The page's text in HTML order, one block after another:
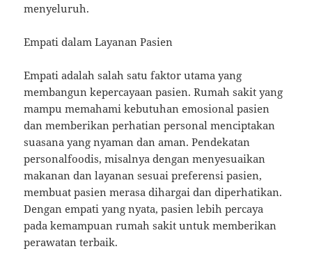
menyeluruh.
Empati dalam Layanan Pasien
Empati adalah salah satu faktor utama yang
membangun kepercayaan pasien. Rumah sakit yang
mampu memahami kebutuhan emosional pasien
dan memberikan perhatian personal menciptakan
suasana yang nyaman dan aman. Pendekatan
personalfoodis, misalnya dengan menyesuaikan
makanan dan layanan sesuai preferensi pasien,
membuat pasien merasa dihargai dan diperhatikan.
Dengan empati yang nyata, pasien lebih percaya
pada kemampuan rumah sakit untuk memberikan
perawatan terbaik.